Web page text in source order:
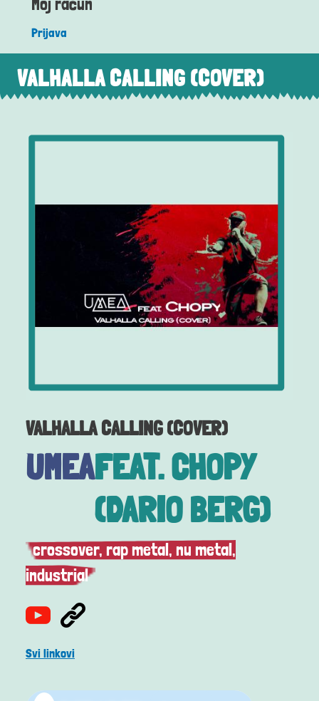
Prijava
VALHALLA CALLING (COVER)
VALHALLA CALLING (COVER)
UMEAFEAT. CHOPY
(DARIO BERG)
crossover, rap metal, nu metal,
industrial
Svi linkovi